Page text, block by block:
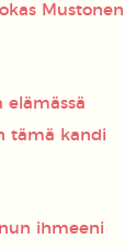
Mustonen
elämässä
tämä kandi
ihmeeni